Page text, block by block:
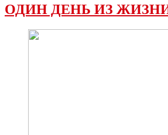
ОДИН ДЕНЬ ИЗ